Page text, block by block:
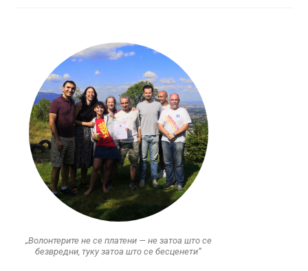
„Волонтерите не се платени — не затоа што се
безвредни, туку затоа што се бесценети“